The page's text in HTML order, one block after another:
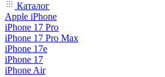
Каталог
Apple iPhone
iPhone 17 Pro
iPhone 17 Pro Max
iPhone 17e
iPhone 17
iPhone Air